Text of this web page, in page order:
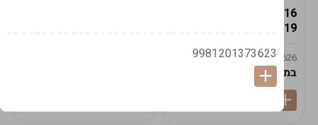
19ס"מ -קרם
9009492379626
במארז6
9981201373623